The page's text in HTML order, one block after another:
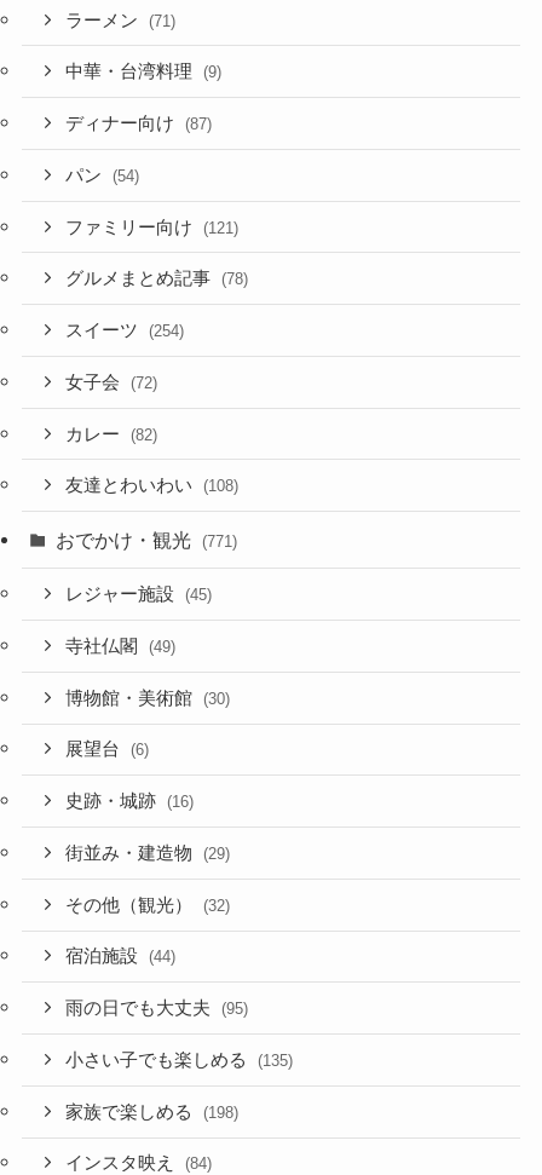
ラーメン (71)
中華・台湾料理 (9)
ディナー向け (87)
パン (54)
ファミリー向け (121)
グルメまとめ記事 (78)
スイーツ (254)
女子会 (72)
カレー (82)
友達とわいわい (108)
おでかけ・観光 (771)
レジャー施設 (45)
寺社仏閣 (49)
博物館・美術館 (30)
展望台 (6)
史跡・城跡 (16)
街並み・建造物 (29)
その他（観光） (32)
宿泊施設 (44)
雨の日でも大丈夫 (95)
小さい子でも楽しめる (135)
家族で楽しめる (198)
インスタ映え (84)